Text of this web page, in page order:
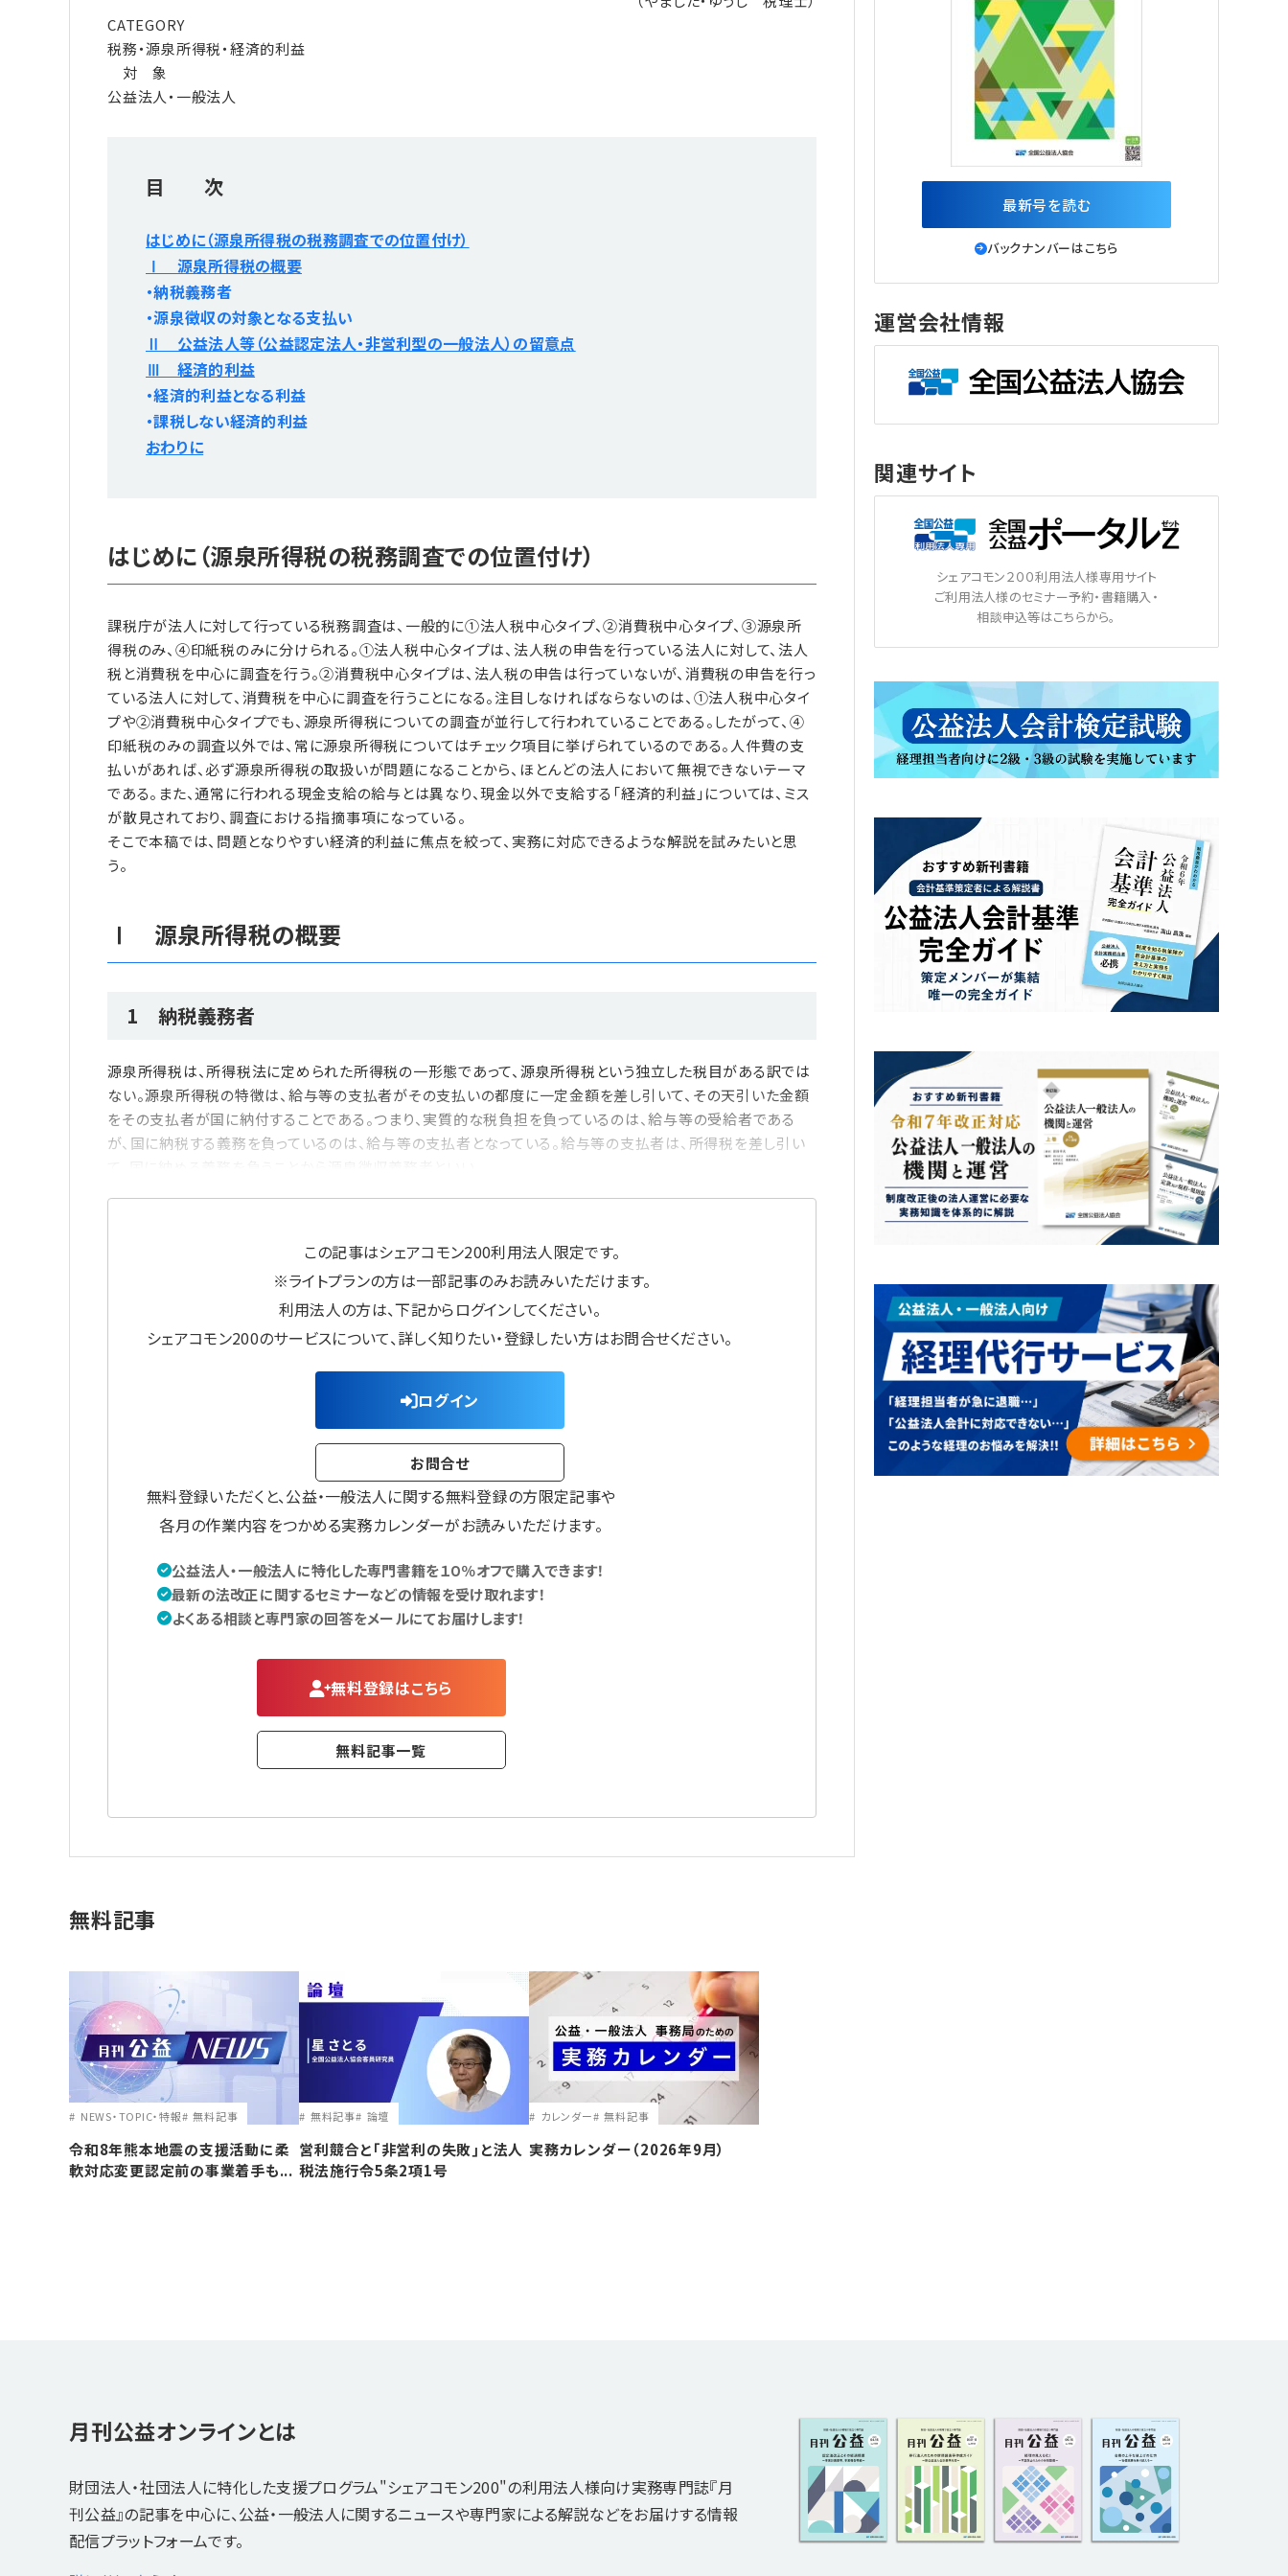
CATEGORY
税務・源泉所得税・経済的利益
対 象
公益法人・一般法人
目 次
はじめに（源泉所得税の税務調査での位置付け）
Ⅰ 源泉所得税の概要
・納税義務者
・源泉徴収の対象となる支払い
Ⅱ 公益法人等（公益認定法人・非営利型の一般法人）の留意点
Ⅲ 経済的利益
・経済的利益となる利益
・課税しない経済的利益
おわりに
はじめに（源泉所得税の税務調査での位置付け）
課税庁が法人に対して行っている税務調査は、一般的に①法人税中心タイプ、②消費税中心タイプ、③源泉所
得税のみ、④印紙税のみに分けられる。①法人税中心タイプは、法人税の申告を行っている法人に対して、法人
税と消費税を中心に調査を行う。②消費税中心タイプは、法人税の申告は行っていないが、消費税の申告を行っ
ている法人に対して、消費税を中心に調査を行うことになる。注目しなければならないのは、①法人税中心タイ
プや②消費税中心タイプでも、源泉所得税についての調査が並行して行われていることである。したがって、④
印紙税のみの調査以外では、常に源泉所得税についてはチェック項目に挙げられているのである。人件費の支
払いがあれば、必ず源泉所得税の取扱いが問題になることから、ほとんどの法人において無視できないテーマ
である。また、通常に行われる現金支給の給与とは異なり、現金以外で支給する「経済的利益」については、ミス
が散見されており、調査における指摘事項になっている。
そこで本稿では、問題となりやすい経済的利益に焦点を絞って、実務に対応できるような解説を試みたいと思
う。
Ⅰ 源泉所得税の概要
1 納税義務者
源泉所得税は、所得税法に定められた所得税の一形態であって、源泉所得税という独立した税目がある訳では
ない。源泉所得税の特徴は、給与等の支払者がその支払いの都度に一定金額を差し引いて、その天引いた金額
をその支払者が国に納付することである。つまり、実質的な税負担を負っているのは、給与等の受給者である
が、国に納税する義務を負っているのは、給与等の支払者となっている。給与等の支払者は、所得税を差し引い
この記事はシェアコモン200利用法人限定です。
※ライトプランの方は一部記事のみお読みいただけます。
利用法人の方は、下記からログインしてください。
シェアコモン200のサービスについて、詳しく知りたい・登録したい方はお問合せください。
ログイン
お問合せ
無料登録いただくと、公益・一般法人に関する無料登録の方限定記事や
各月の作業内容をつかめる実務カレンダーがお読みいただけます。
公益法人・一般法人に特化した専門書籍を１０％オフで購入できます！
最新の法改正に関するセミナーなどの情報を受け取れます！
よくある相談と専門家の回答をメールにてお届けします！
無料登録はこちら
無料記事一覧
無料記事
NEWS・TOPIC・特報 無料記事
令和8年熊本地震の支援活動に柔
軟対応変更認定前の事業着手も...
無料記事 論壇
営利競合と｢非営利の失敗｣と法人
税法施行令5条2項1号
カレンダー 無料記事
実務カレンダー（2026年9月）
最新号を読む
バックナンバーはこちら
運営会社情報
関連サイト
シェアコモン２００利用法人様専用サイト
ご利用法人様のセミナー予約・書籍購入・
相談申込等はこちらから。
月刊公益オンラインとは
財団法人・社団法人に特化した支援プログラム"シェアコモン200"の利用法人様向け実務専門誌『月
刊公益』の記事を中心に、公益・一般法人に関するニュースや専門家による解説などをお届けする情報
配信プラットフォームです。